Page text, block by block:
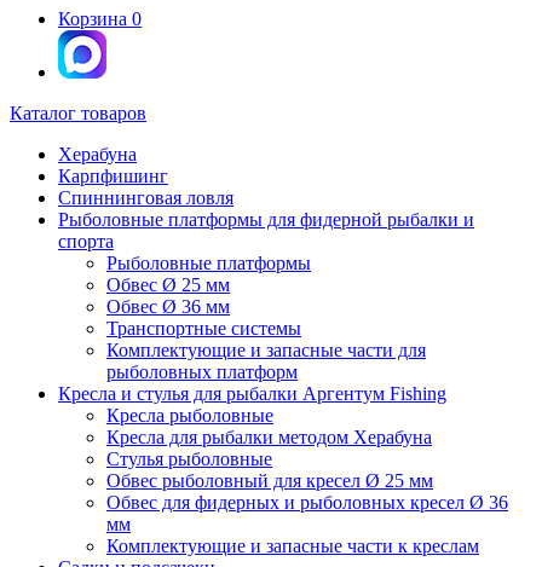
Корзина 0
Каталог товаров
Херабуна
Карпфишинг
Спиннинговая ловля
Рыболовные платформы для фидерной рыбалки и
спорта
Рыболовные платформы
Обвес Ø 25 мм
Обвес Ø 36 мм
Транспортные системы
Комплектующие и запасные части для
рыболовных платформ
Кресла и стулья для рыбалки Аргентум Fishing
Кресла рыболовные
Кресла для рыбалки методом Херабуна
Стулья рыболовные
Обвес рыболовный для кресел Ø 25 мм
Обвес для фидерных и рыболовных кресел Ø 36
мм
Комплектующие и запасные части к креслам